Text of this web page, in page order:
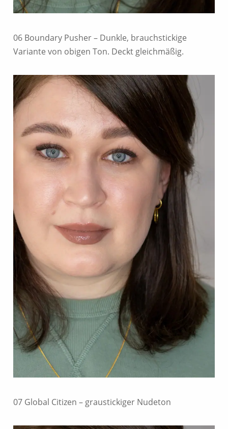
06 Boundary Pusher – Dunkle, brauchstickige
Variante von obigen Ton. Deckt gleichmäßig.
07 Global Citizen – graustickiger Nudeton